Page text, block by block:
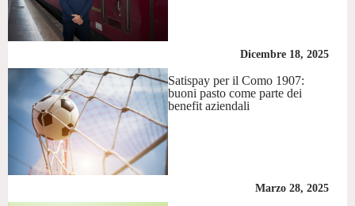
Dicembre 18, 2025
Satispay per il Como 1907:
buoni pasto come parte dei
benefit aziendali
Marzo 28, 2025